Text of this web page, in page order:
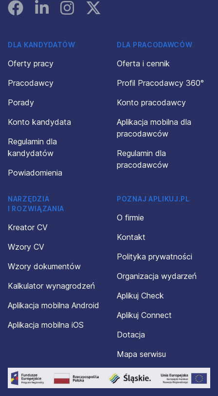
FacebookLinked InInstagramInstagram
DLA KANDYDATÓW
Oferty pracy
Pracodawcy
Porady
Konto kandydata
Regulamin dla
kandydatów
Powiadomienia
DLA PRACODAWCÓW
Oferta i cennik
Profil Pracodawcy 360°
Konto pracodawcy
Aplikacja mobilna dla
pracodawców
Regulamin dla
pracodawców
NARZĘDZIA
I ROZWIĄZANIA
Kreator CV
Wzory CV
Wzory dokumentów
Kalkulator wynagrodzeń
Aplikacja mobilna Android
Aplikacja mobilna iOS
POZNAJ APLIKUJ.PL
O firmie
Kontakt
Polityka prywatności
Organizacja wydarzeń
Aplikuj Check
Aplikuj Connect
Dotacja
Mapa serwisu